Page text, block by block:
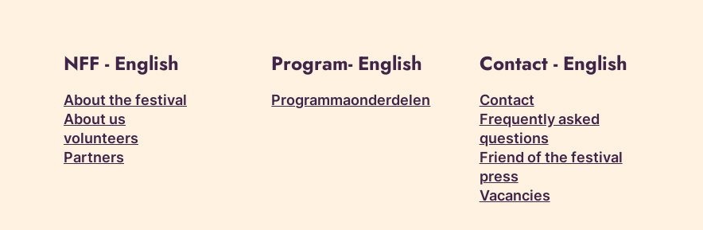
NFF - English
About the festival
About us
volunteers
Partners
Program- English
Programmaonderdelen
Contact - English
Contact
Frequently asked
questions
Friend of the festival
press
Vacancies